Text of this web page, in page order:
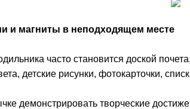
и магниты в неподходящем месте
часто становится доской
детские рисунки, фотокарточки,
демонстрировать творческие